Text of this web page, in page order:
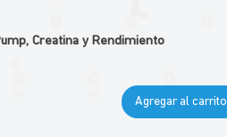
Creatina y Rendimiento
Agregar al carrito